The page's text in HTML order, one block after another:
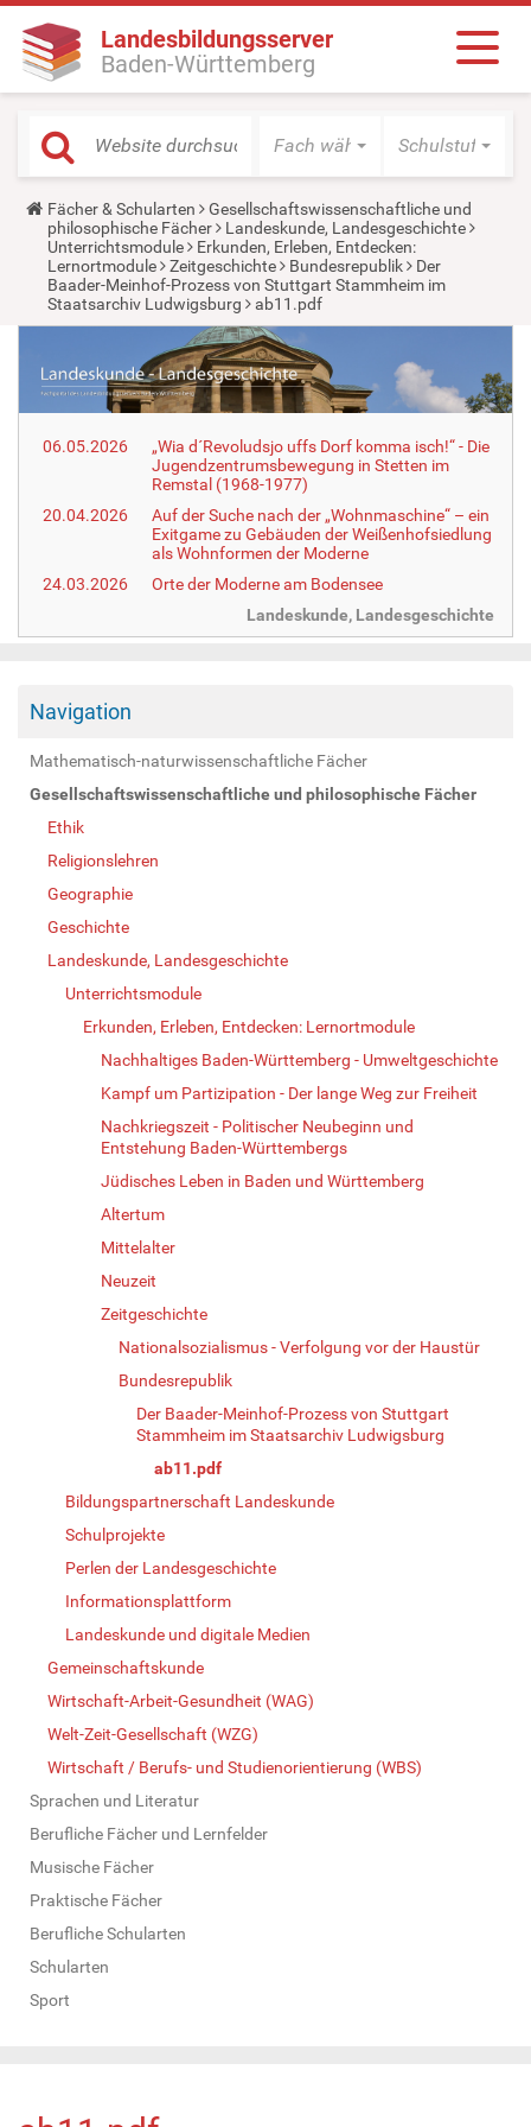
Landesbildungsserver
Baden-Württemberg
Fach wählen Schulstufe
Y
o
u
a
r
e
h
e
:
Fächer & Schularten
Gesellschaftswissenschaftliche und
philosophische Fächer
Landeskunde, Landesgeschichte
Unterrichtsmodule
Erkunden, Erleben, Entdecken:
Lernortmodule
Zeitgeschichte Bundesrepublik
Der
Baader-Meinhof-Prozess von Stuttgart Stammheim im
Staatsarchiv Ludwigsburg
ab11.pdf
06.05.2026
„Wia d´Revoludsjo uffs Dorf komma isch!“ - Die
Jugendzentrumsbewegung in Stetten im
Remstal (1968-1977)
20.04.2026
Auf der Suche nach der „Wohnmaschine“ – ein
Exitgame zu Gebäuden der Weißenhofsiedlung
als Wohnformen der Moderne
24.03.2026
Orte der Moderne am Bodensee
Landeskunde, Landesgeschichte
Navigation
Mathematisch-naturwissenschaftliche Fächer
Gesellschaftswissenschaftliche und philosophische Fächer
Ethik
Religionslehren
Geographie
Geschichte
Landeskunde, Landesgeschichte
Unterrichtsmodule
Erkunden, Erleben, Entdecken: Lernortmodule
Nachhaltiges Baden-Württemberg - Umweltgeschichte
Kampf um Partizipation - Der lange Weg zur Freiheit
Nachkriegszeit - Politischer Neubeginn und
Entstehung Baden-Württembergs
Jüdisches Leben in Baden und Württemberg
Altertum
Mittelalter
Neuzeit
Zeitgeschichte
Nationalsozialismus - Verfolgung vor der Haustür
Bundesrepublik
Der Baader-Meinhof-Prozess von Stuttgart
Stammheim im Staatsarchiv Ludwigsburg
ab11.pdf
Bildungspartnerschaft Landeskunde
Schulprojekte
Perlen der Landesgeschichte
Informationsplattform
Landeskunde und digitale Medien
Gemeinschaftskunde
Wirtschaft-Arbeit-Gesundheit (WAG)
Welt-Zeit-Gesellschaft (WZG)
Wirtschaft / Berufs- und Studienorientierung (WBS)
Sprachen und Literatur
Berufliche Fächer und Lernfelder
Musische Fächer
Praktische Fächer
Berufliche Schularten
Schularten
Sport